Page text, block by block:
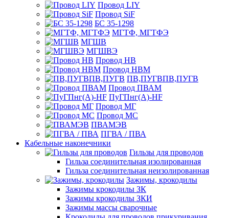
Провод LIY
Провод SiF
БС 35-1298
МГТФ, МГТФЭ
МГШВ
МГШВЭ
Провод НВ
Провод НВМ
ПВ,ПУГВПВ,ПУГВ
Провод ПВАМ
ПуГПнг(A)-HF
Провод МГ
Провод МС
ПВАМЭВ
ПГВА / ПВА
Кабельные наконечники
Гильзы для проводов
Гильза соединительная изолированная
Гильза соединительная неизолированная
Зажимы, крокодилы
Зажимы крокодилы ЗК
Зажимы крокодилы ЗКИ
Зажимы массы сварочные